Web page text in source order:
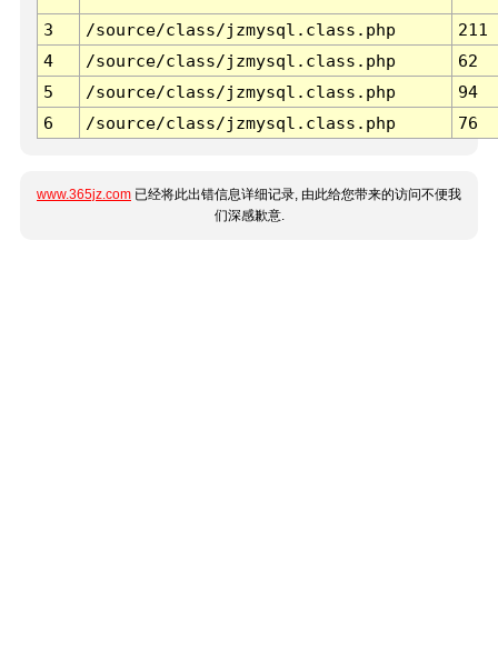
3 /source/class/jzmysql.class.php
211
4
/source/class/jzmysql.class.php
62
5
/source/class/jzmysql.class.php
94
6
/source/class/jzmysql.class.php 76
www.365jz.com 已经将此出错信息详细记录, 由此给您带来的访问不便我
们深感歉意.